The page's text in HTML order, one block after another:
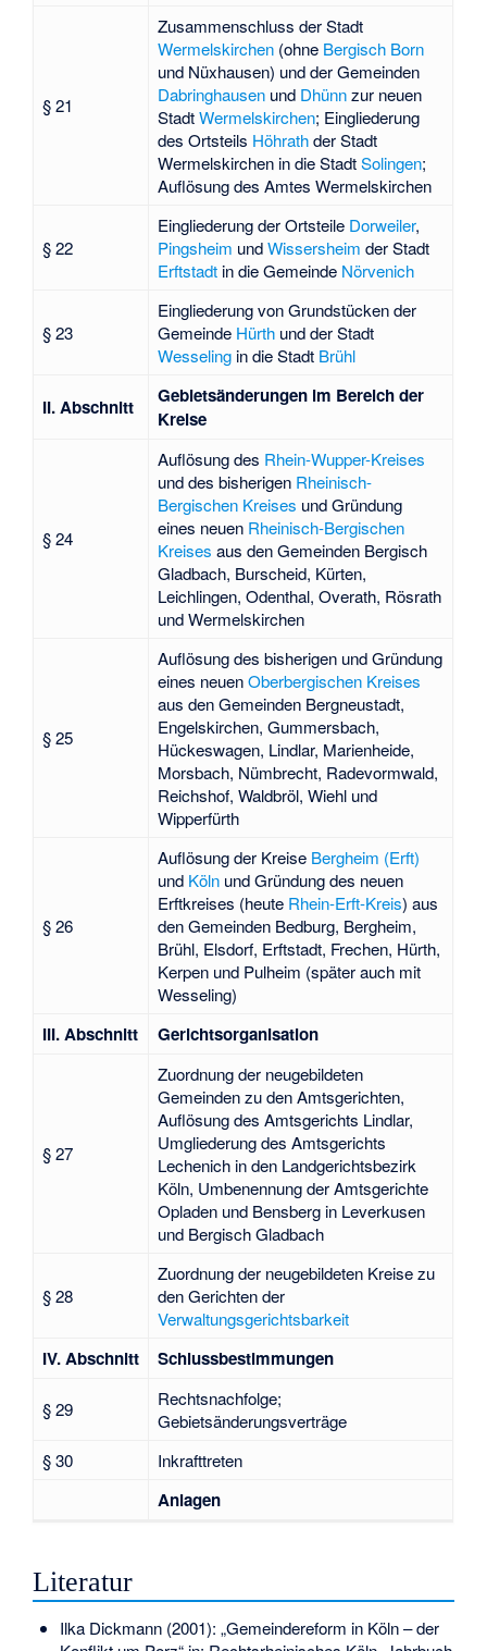
§ 21
Zusammenschluss der Stadt
Wermelskirchen(ohne Bergisch Born
und Nüxhausen) und der Gemeinden
Dabringhausenund Dhünnzur neuen
StadtWermelskirchen; Eingliederung
des Ortsteils Höhrathder Stadt
Wermelskirchen in die StadtSolingen;
Auflösung des Amtes Wermelskirchen
§ 22
Eingliederung der Ortsteile Dorweiler,
Pingsheim undWissersheim der Stadt
Erftstadtin die Gemeinde Nörvenich
§ 23
Eingliederung von Grundstücken der
Gemeinde Hürthund der Stadt
Wesselingin die Stadt Brühl
II. Abschnitt
Gebietsänderungen im Bereich der
Kreise
§ 24
Auflösung des Rhein-Wupper-Kreises
und des bisherigen Rheinisch-
Bergischen Kreises und Gründung
eines neuen Rheinisch-Bergischen
Kreises aus den Gemeinden Bergisch
Gladbach, Burscheid, Kürten,
Leichlingen, Odenthal, Overath, Rösrath
und Wermelskirchen
§ 25
Auflösung des bisherigen und Gründung
eines neuenOberbergischen Kreises
aus den Gemeinden Bergneustadt,
Engelskirchen, Gummersbach,
Hückeswagen, Lindlar, Marienheide,
Morsbach, Nümbrecht, Radevormwald,
Reichshof, Waldbröl, Wiehl und
Wipperfürth
§ 26
Auflösung der Kreise Bergheim (Erft)
und Kölnund Gründung des neuen
Erftkreises (heute Rhein-Erft-Kreis) aus
den Gemeinden Bedburg, Bergheim,
Brühl, Elsdorf, Erftstadt, Frechen, Hürth,
Kerpen und Pulheim (später auch mit
Wesseling)
III. Abschnitt Gerichtsorganisation
§ 27
Zuordnung der neugebildeten
Gemeinden zu den Amtsgerichten,
Auflösung des Amtsgerichts Lindlar,
Umgliederung des Amtsgerichts
Lechenich in den Landgerichtsbezirk
Köln, Umbenennung der Amtsgerichte
Opladen und Bensberg in Leverkusen
und Bergisch Gladbach
§ 28
Zuordnung der neugebildeten Kreise zu
den Gerichten der
Verwaltungsgerichtsbarkeit
IV. Abschnitt Schlussbestimmungen
§ 29
Rechtsnachfolge;
Gebietsänderungsverträge
§ 30
Inkrafttreten
Anlagen
Literatur
Ilka Dickmann (2001): „Gemeindereform in Köln – der